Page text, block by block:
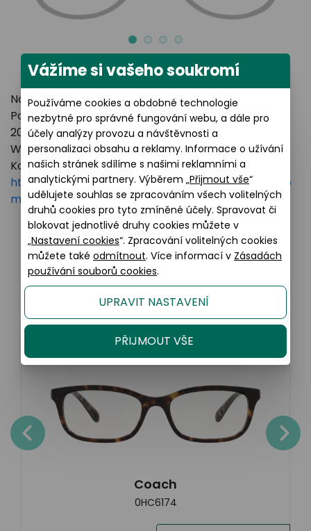
Název výrobce: LUXOTTICA GROUP
Poštovní adresa: Piazzale Luigi Cadorna 3 Milano,
20123 Italy
Webové stránky:https://www.essilorluxottica.com
Kontakt:
https://www.essilorluxottica.com/en/brands/custo
mer-care
Podobné produkty
Coach
0HC6174
Vážíme si vašeho soukromí
Používáme cookies a obdobné technologie
nezbytné pro správné fungování webu, a dále pro
účely analýzy provozu a návštěvnosti a
personalizaci obsahu a reklamy. Informace o užívání
našich stránek sdílíme s našimi reklamními a
analytickými partnery. Výběrem „Přijmout vše“
udělujete souhlas se zpracováním všech volitelných
druhů cookies pro tyto zmíněné účely. Spravovat či
blokovat jednotlivé druhy cookies můžete v
„Nastavení cookies“. Zpracování volitelných cookies
můžete také odmítnout. Více informací v Zásadách
používání souborů cookies.
UPRAVIT NASTAVENÍ
PŘIJMOUT VŠE